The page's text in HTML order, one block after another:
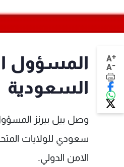
A+
A-
المسؤول
السعودية
وصل بيل بيرنز
سعودي للولايات
الامن الدولي.